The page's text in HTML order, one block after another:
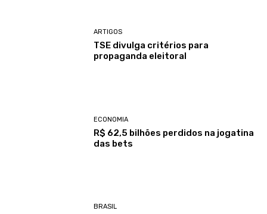
ARTIGOS
TSE divulga critérios para
propaganda eleitoral
ECONOMIA
R$ 62,5 bilhões perdidos na jogatina
das bets
BRASIL